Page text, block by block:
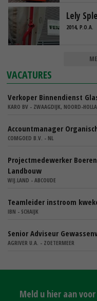
Lely
2014, P.O.A.
VACATURES
Verkoper Binnendienst
KARO BV - ZWAAGDIJK, NOORD-
Accountmanager
COMGOED B.V. - NL
Projectmedewerker
Landbouw
WIJ.LAND - ABCOUDE
Teamleider instroom
IBN - SCHAIJK
Senior Adviseur
AGRIVER U.A. - ZOETERMEER
Meld u hier aan